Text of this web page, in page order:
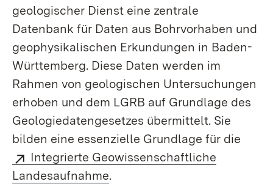
geologischer Dienst eine zentrale
Datenbank für Daten aus Bohr­­vorhaben und
geo­­physi­kalischen Erkundungen in Baden-
Württem­berg. Diese Daten werden im
Rahmen von geologischen Unter­suchungen
erhoben und dem LGRB auf Grundlage des
Geologie­­daten­­gesetzes übermittelt. Sie
bilden eine essenzielle Grundlage für die
Integrierte Geo­wissen­­schaft­liche
Landes­­aufnahme.